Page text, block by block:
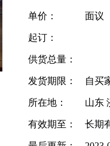
单价： 面议
起订：
供货总量：
发货期限： 自买
所在地： 山东
有效期至： 长期